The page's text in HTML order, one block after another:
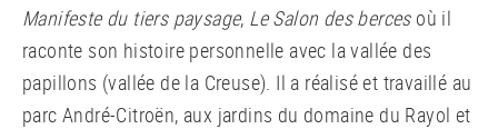
Manifeste du tiers paysage, Le Salon des bercesoù il
raconte son histoire personnelle avec la vallée des
papillons (vallée de la Creuse). Il a réalisé et travaillé au
parc André-Citroën, aux jardins du domaine du Rayol et